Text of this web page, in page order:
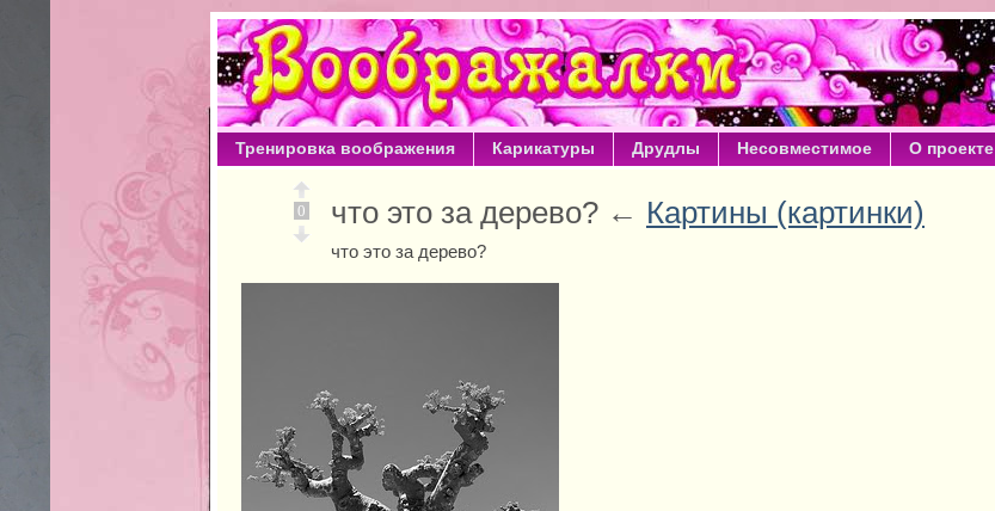
Тренировка воображения Карикатуры Друдлы Несовместимое О проекте
0 что это за дерево? ← Картины (картинки)
что это за дерево?